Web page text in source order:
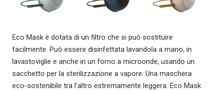
Eco Mask è dotata di un filtro che si può sostituire
facilmente. Può essere disinfettata lavandola a mano, in
lavastoviglie e anche in un forno a microonde, usando un
sacchetto per la sterilizzazione a vapore. Una maschera
eco-sostenibile tra l’altro estremamente leggera. Eco Mask